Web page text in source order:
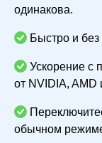
одинакова.
Быстро и
Ускорение с
от NVIDIA, AMD
обычном